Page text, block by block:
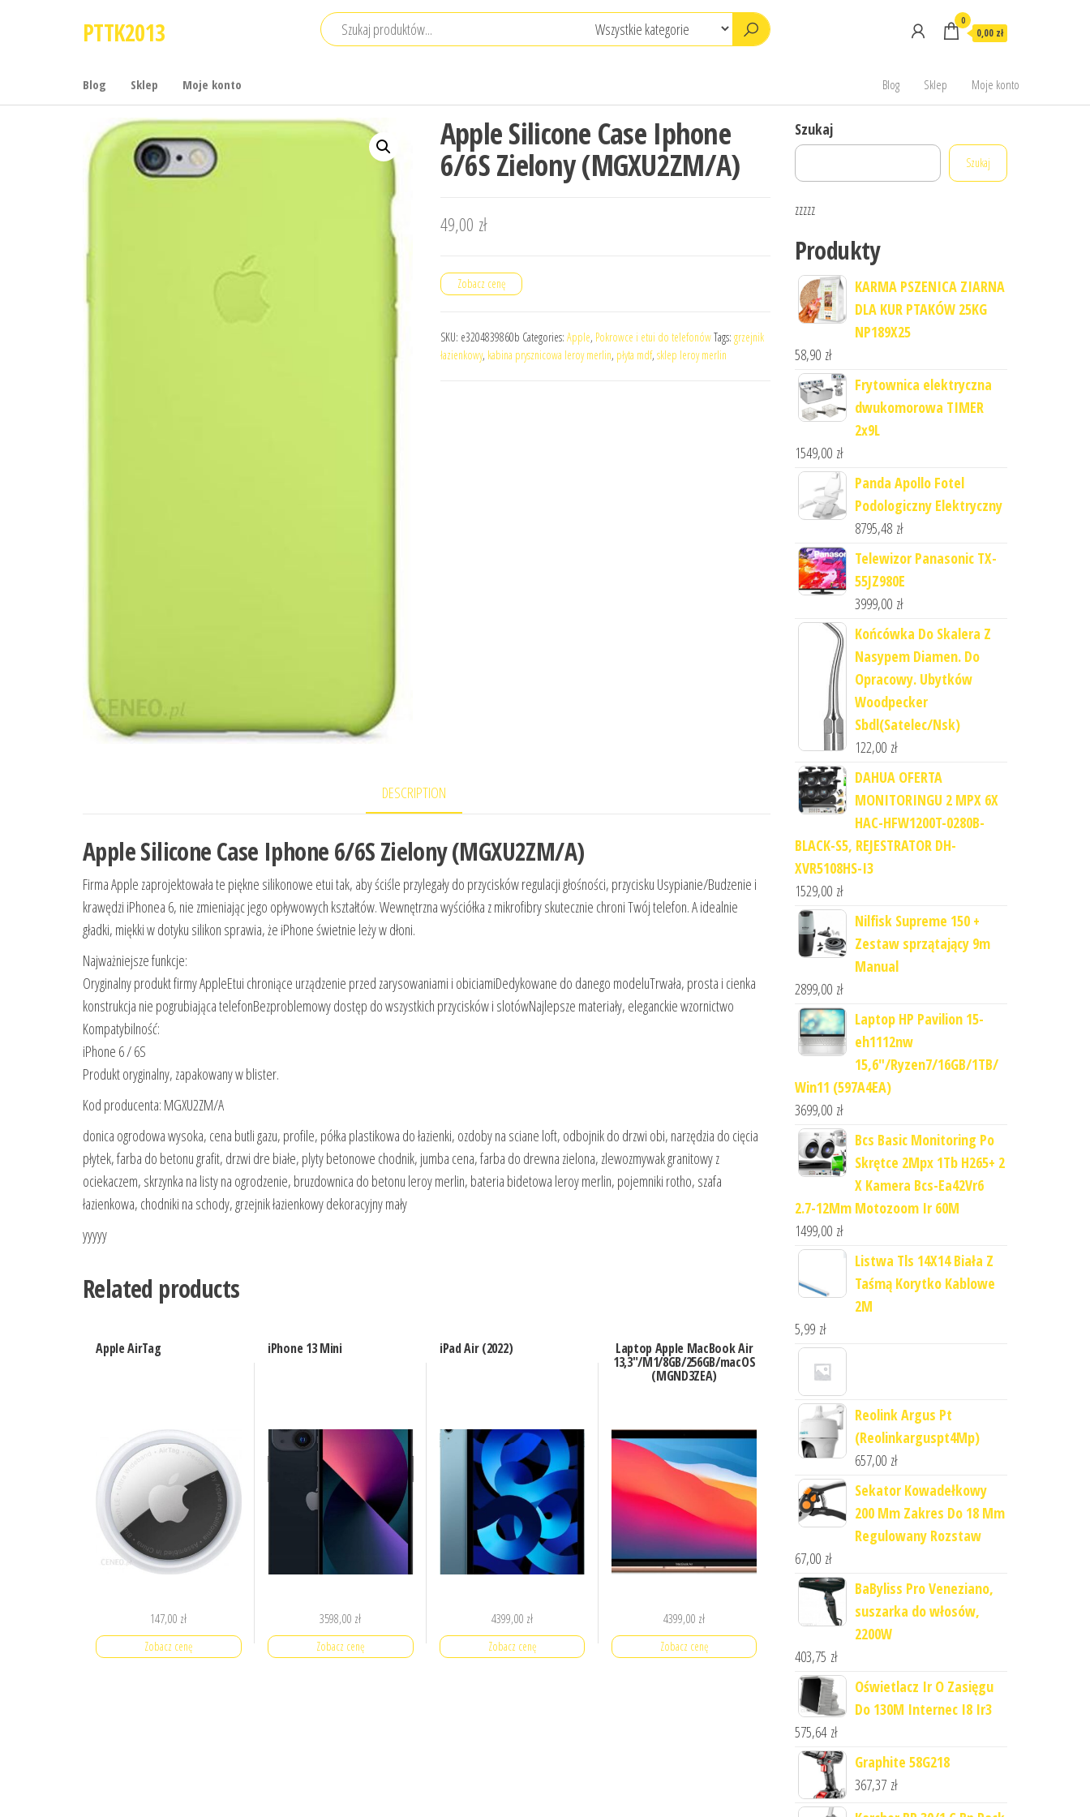
PTTK2013 0
0,00 zł
Blog Sklep Moje konto Blog Sklep Moje konto
Apple Silicone Case Iphone
6/6S Zielony (MGXU2ZM/A)
49,00 zł
Zobacz cenę
SKU: e3204839860b Categories: Apple, Pokrowce i etui do telefonówTags: grzejnik
łazienkowy, kabina prysznicowa leroy merlin, płyta mdf, sklep leroy merlin
DESCRIPTION
Apple Silicone Case Iphone 6/6S Zielony (MGXU2ZM/A)
Firma Apple zaprojektowała te piękne silikonowe etui tak, aby ściśle przylegały do przycisków regulacji głośności, przycisku Usypianie/Budzenie i
krawędzi iPhonea 6, nie zmieniając jego opływowych kształtów. Wewnętrzna wyściółka z mikrofibry skutecznie chroni Twój telefon. A idealnie
gładki, miękki w dotyku silikon sprawia, że iPhone świetnie leży w dłoni.
Najważniejsze funkcje:
Oryginalny produkt firmy AppleEtui chroniące urządzenie przed zarysowaniami i obiciamiDedykowane do danego modeluTrwała, prosta i cienka
konstrukcja nie pogrubiająca telefonBezproblemowy dostęp do wszystkich przycisków i slotówNajlepsze materiały, eleganckie wzornictwo
Kompatybilność:
iPhone 6 / 6S
Produkt oryginalny, zapakowany w blister.
Kod producenta: MGXU2ZM/A
donica ogrodowa wysoka, cena butli gazu, profile, półka plastikowa do łazienki, ozdoby na sciane loft, odbojnik do drzwi obi, narzędzia do cięcia
płytek, farba do betonu grafit, drzwi dre białe, plyty betonowe chodnik, jumba cena, farba do drewna zielona, zlewozmywak granitowy z
ociekaczem, skrzynka na listy na ogrodzenie, bruzdownica do betonu leroy merlin, bateria bidetowa leroy merlin, pojemniki rotho, szafa
łazienkowa, chodniki na schody, grzejnik łazienkowy dekoracyjny mały
yyyyy
Related products
Apple AirTag
147,00 zł
Zobacz cenę
iPhone 13 Mini
3598,00 zł
Zobacz cenę
iPad Air (2022)
4399,00 zł
Zobacz cenę
Laptop Apple MacBook Air
13,3″/M1/8GB/256GB/macOS
(MGND3ZEA)
4399,00 zł
Zobacz cenę
Szukaj
Szukaj
zzzzz
Produkty
KARMA PSZENICA ZIARNA
DLA KUR PTAKÓW 25KG
NP189X25
58,90 zł
Frytownica elektryczna
dwukomorowa TIMER
2x9L
1549,00 zł
Panda Apollo Fotel
Podologiczny Elektryczny
8795,48 zł
Telewizor Panasonic TX-
55JZ980E
3999,00 zł
Końcówka Do Skalera Z
Nasypem Diamen. Do
Opracowy. Ubytków
Woodpecker
Sbdl(Satelec/Nsk)
122,00 zł
DAHUA OFERTA
MONITORINGU 2 MPX 6X
HAC-HFW1200T-0280B-
BLACK-S5, REJESTRATOR DH-
XVR5108HS-I3
1529,00 zł
Nilfisk Supreme 150 +
Zestaw sprzątający 9m
Manual
2899,00 zł
Laptop HP Pavilion 15-
eh1112nw
15,6"/Ryzen7/16GB/1TB/
Win11 (597A4EA)
3699,00 zł
Bcs Basic Monitoring Po
Skrętce 2Mpx 1Tb H265+ 2
X Kamera Bcs-Ea42Vr6
2.7-12Mm Motozoom Ir 60M
1499,00 zł
Listwa Tls 14X14 Biała Z
Taśmą Korytko Kablowe
2M
5,99 zł
Reolink Argus Pt
(Reolinkarguspt4Mp)
657,00 zł
Sekator Kowadełkowy
200 Mm Zakres Do 18 Mm
Regulowany Rozstaw
67,00 zł
BaByliss Pro Veneziano,
suszarka do włosów,
2200W
403,75 zł
Oświetlacz Ir O Zasięgu
Do 130M Internec I8 Ir3
575,64 zł
Graphite 58G218
367,37 zł